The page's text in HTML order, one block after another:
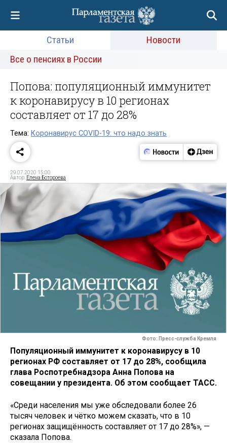
Статьи
Новости
Все о пенсиях в России
Попова: популяционный иммунитет
к коронавирусу в 10 регионах
составляет от 17 до 28%
Тема: Коронавирус COVID-19: что надо знать
29.07.2020 15:00
Автор: Елена Ботороева
Фото: Пресс-служба Кремля
Популяционный иммунитет к коронавирусу в 10
регионах РФ составляет от 17 до 28%, сообщила
глава Роспотребнадзора Анна Попова на
совещании у президента. Об этом сообщает ТАСС.
«Среди населения мы уже обследовали более 26
тысяч человек и чётко можем сказать, что в 10
регионах защищённость составляет от 17 до 28%», —
сказала Попова.